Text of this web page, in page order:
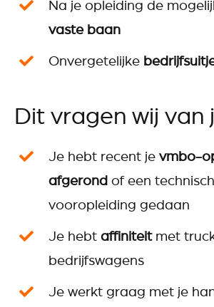
Na je opleiding de
vaste baan
Onvergetelijke
Dit vragen wij van
Je hebt recent je vmbo-
afgerond of een
vooropleiding gedaan
Je hebt affiniteitmet
bedrijfswagens
Je werkt graag met je